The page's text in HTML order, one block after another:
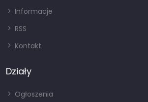
Informacje
RSS
Kontakt
Działy
Ogłoszenia